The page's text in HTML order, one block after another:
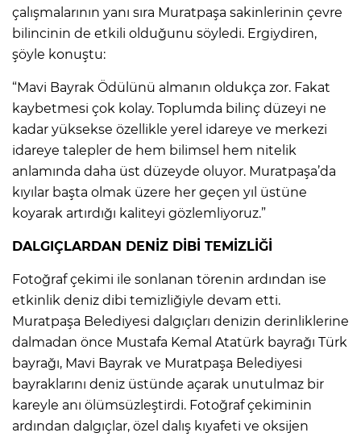
çalışmalarının yanı sıra Muratpaşa sakinlerinin çevre
bilincinin de etkili olduğunu söyledi. Ergiydiren,
şöyle konuştu:
“Mavi Bayrak Ödülünü almanın oldukça zor. Fakat
kaybetmesi çok kolay. Toplumda bilinç düzeyi ne
kadar yüksekse özellikle yerel idareye ve merkezi
idareye talepler de hem bilimsel hem nitelik
anlamında daha üst düzeyde oluyor. Muratpaşa’da
kıyılar başta olmak üzere her geçen yıl üstüne
koyarak artırdığı kaliteyi gözlemliyoruz.”
DALGIÇLARDAN DENİZ DİBİ TEMİZLİĞİ
Fotoğraf çekimi ile sonlanan törenin ardından ise
etkinlik deniz dibi temizliğiyle devam etti.
Muratpaşa Belediyesi dalgıçları denizin derinliklerine
dalmadan önce Mustafa Kemal Atatürk bayrağı Türk
bayrağı, Mavi Bayrak ve Muratpaşa Belediyesi
bayraklarını deniz üstünde açarak unutulmaz bir
kareyle anı ölümsüzleştirdi. Fotoğraf çekiminin
ardından dalgıçlar, özel dalış kıyafeti ve oksijen